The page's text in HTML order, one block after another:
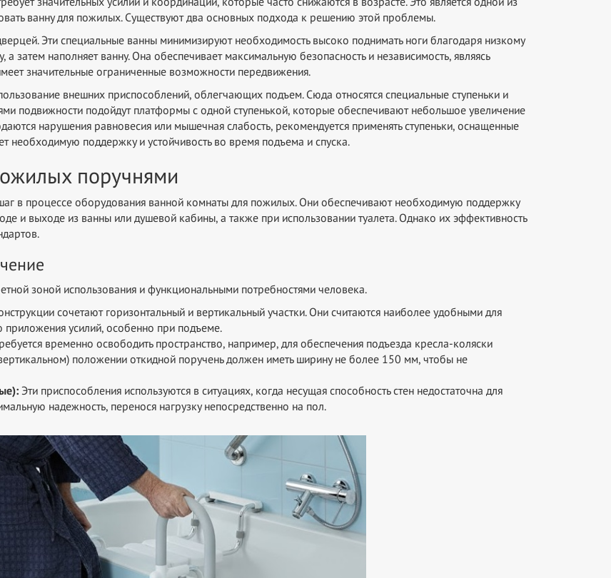
ванну для пожилых. Существуют два основных подхода к решению этой проблемы.
Эти специальные ванны минимизируют необходимость высоко поднимать ноги благодаря низкому
затем наполняет ванну. Она обеспечивает максимальную безопасность и независимость, являясь
значительные ограниченные возможности передвижения.
внешних приспособлений, облегчающих подъем. Сюда относятся специальные ступеньки и
подвижности подойдут платформы с одной ступенькой, которые обеспечивают небольшое увеличение
нарушения равновесия или мышечная слабость, рекомендуется применять ступеньки, оснащенные
необходимую поддержку и устойчивость во время подъема и спуска.
поручнями
в процессе оборудования ванной комнаты для пожилых. Они обеспечивают необходимую поддержку
и выходе из ванны или душевой кабины, а также при использовании туалета. Однако их эффективность
зоной использования и функциональными потребностями человека.
сочетают горизонтальный и вертикальный участки. Они считаются наиболее удобными для
усилий, особенно при подъеме.
временно освободить пространство, например, для обеспечения подъезда кресла-коляски
положении откидной поручень должен иметь ширину не более 150 мм, чтобы не
Эти приспособления используются в ситуациях, когда несущая способность стен недостаточна для
надежность, перенося нагрузку непосредственно на пол.